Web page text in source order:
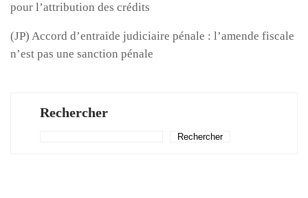
pour l’attribution des crédits
(JP) Accord d’entraide judiciaire pénale : l’amende fiscale
n’est pas une sanction pénale
Rechercher
Rechercher